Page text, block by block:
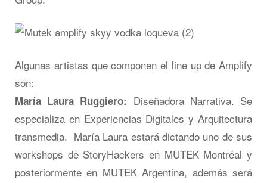
Algunas artistas que componen el line up de Amplify
son:
María Laura Ruggiero: Diseñadora Narrativa. Se
especializa en Experiencias Digitales y Arquitectura
transmedia. María Laura estará dictando uno de sus
workshops de StoryHackers en MUTEK Montréal y
posteriormente en MUTEK Argentina, además será